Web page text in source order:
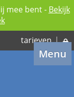
mee bent - Bekijk
tarieven |
Menu